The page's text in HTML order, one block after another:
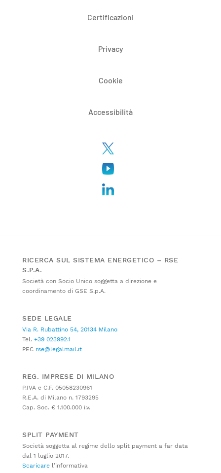
Certificazioni
Privacy
Cookie
Accessibilità
RICERCA SUL SISTEMA ENERGETICO – RSE
S.P.A.
Società con Socio Unico soggetta a direzione e
coordinamento di GSE S.p.A.
SEDE LEGALE
Via R. Rubattino 54, 20134 Milano
Tel. +39 023992.1
PEC rse@legalmail.it
REG. IMPRESE DI MILANO
P.IVA e C.F. 05058230961
R.E.A. di Milano n. 1793295
Cap. Soc. € 1.100.000 i.v.
SPLIT PAYMENT
Società soggetta al regime dello split payment a far data
dal 1 luglio 2017.
Scaricare l’informativa